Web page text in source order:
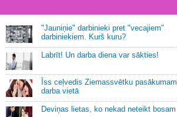
"Jauniņie" darbinieki pret "vecajiem"
darbiniekiem. Kurš kuru?
Labrīt! Un darba diena var sākties!
Īss ceļvedis Ziemassvētku pasākumam
darba vietā
Deviņas lietas, ko nekad neteikt bosam